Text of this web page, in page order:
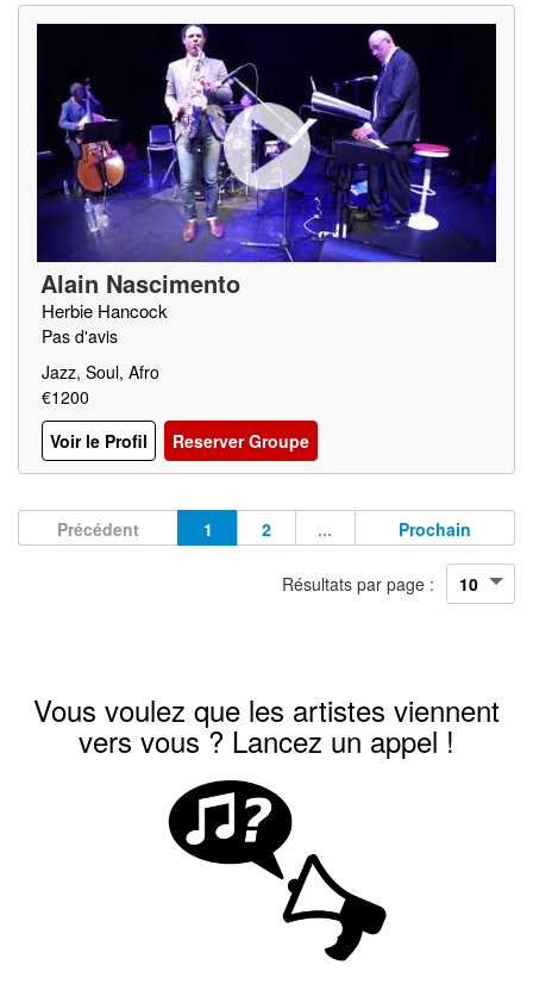
Alain Nascimento
Herbie Hancock
Pas d'avis
Jazz, Soul, Afro
€1200
Voir le Profil
Reserver Groupe
Précédent 1 2 ... Prochain
Résultats par page :
Vous voulez que les artistes viennent
vers vous ? Lancez un appel !